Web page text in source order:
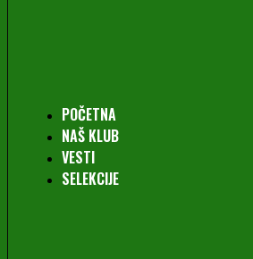
POČETNA
NAŠ KLUB
VESTI
SELEKCIJE